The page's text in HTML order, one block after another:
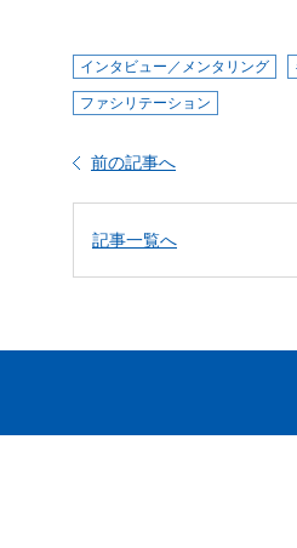
インタビュー／メンタリング
ファシリテーション
前の記事へ
記事一覧へ